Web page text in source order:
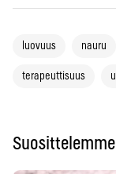
luovuus nauru
terapeuttisuus
Suosittelemme